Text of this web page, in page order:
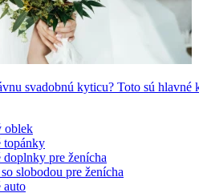
svadobnú kyticu? Toto sú hlavné
oblek
topánky
doplnky pre ženícha
slobodou pre ženícha
auto